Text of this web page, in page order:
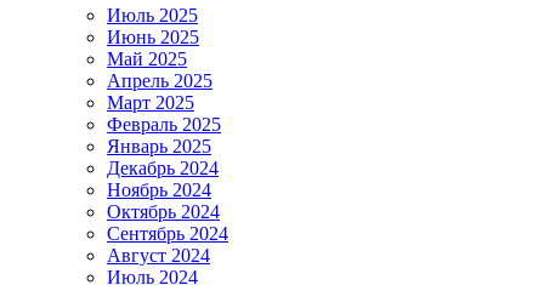
Июль 2025
Июнь 2025
Май 2025
Апрель 2025
Март 2025
Февраль 2025
Январь 2025
Декабрь 2024
Ноябрь 2024
Октябрь 2024
Сентябрь 2024
Август 2024
Июль 2024